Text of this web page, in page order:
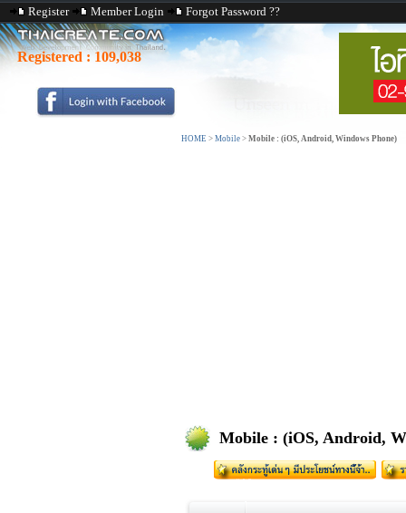
Register Member Login Forgot Password ??
Registered : 109,038
HOME > Mobile > Mobile : (iOS, Android, Windows Phone)
Mobile : (iOS, Android,